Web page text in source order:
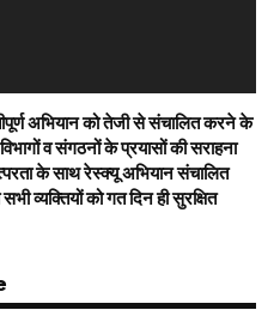
अभियान को तेजी से संचालित करने के
व संगठनों के प्रयासों की सराहना
के साथ रेस्क्यू अभियान संचालित
व्यक्तियों को गत दिन ही सुरक्षित